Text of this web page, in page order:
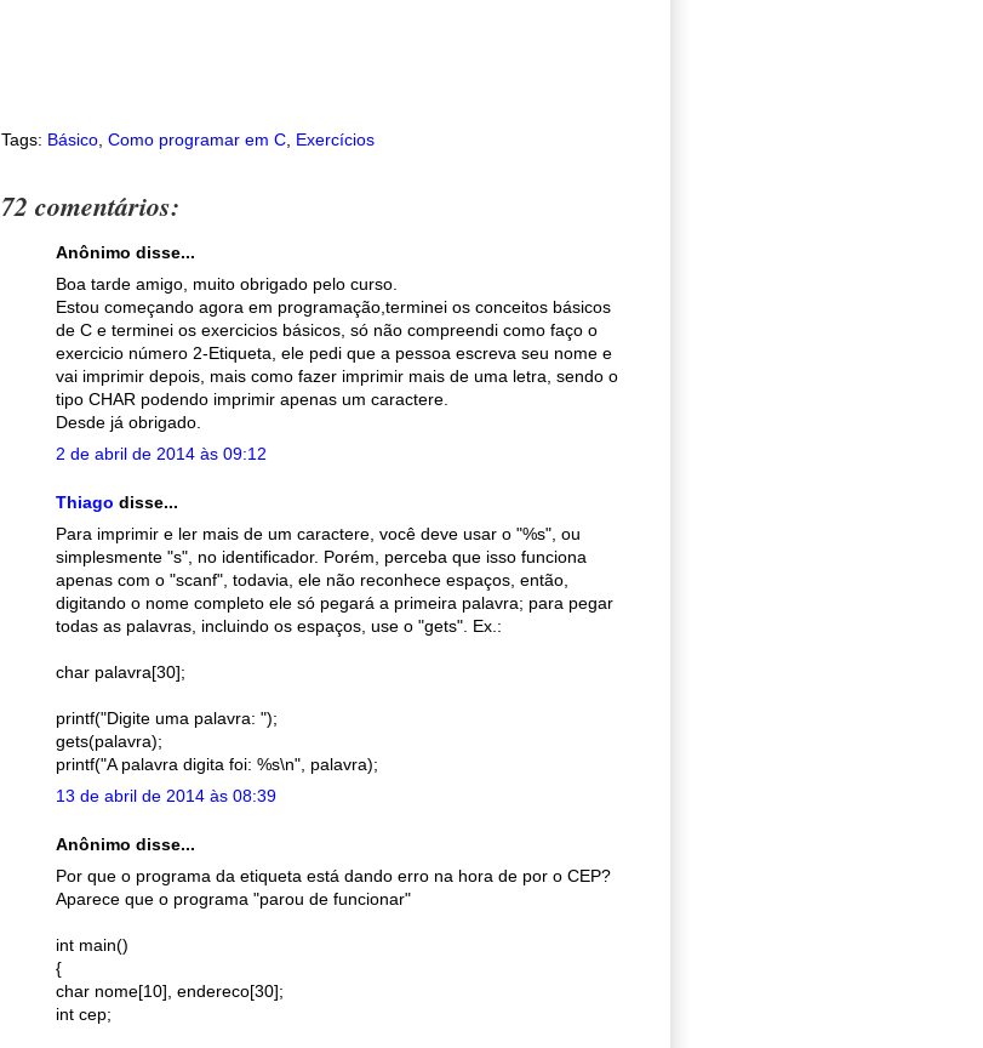
Tags: Básico Como programar em C Exercícios
72 comentários:
Anônimo disse...
Boa tarde amigo, muito obrigado pelo curso.
Estou começando agora em programação,terminei os conceitos básicos
de C e terminei os exercicios básicos, só não compreendi como faço o
exercicio número 2-Etiqueta, ele pedi que a pessoa escreva seu nome e
vai imprimir depois, mais como fazer imprimir mais de uma letra, sendo o
tipo CHAR podendo imprimir apenas um caractere.
Desde já obrigado.
2 de abril de 2014 às 09:12
Thiago disse...
Para imprimir e ler mais de um caractere, você deve usar o "%s", ou
simplesmente "s", no identificador. Porém, perceba que isso funciona
apenas com o "scanf", todavia, ele não reconhece espaços, então,
digitando o nome completo ele só pegará a primeira palavra; para pegar
todas as palavras, incluindo os espaços, use o "gets". Ex.:
char palavra[30];
printf("Digite uma palavra: ");
gets(palavra);
printf("A palavra digita foi: %s\n", palavra);
13 de abril de 2014 às 08:39
Anônimo disse...
Por que o programa da etiqueta está dando erro na hora de por o CEP?
Aparece que o programa "parou de funcionar"
int main()
{
char nome[10], endereco[30];
int cep;